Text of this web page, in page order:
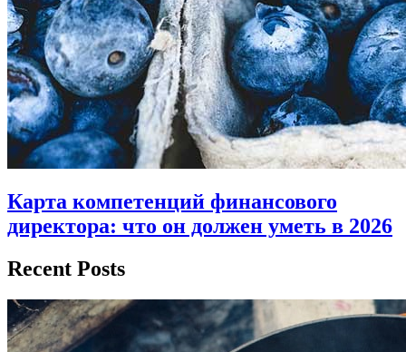
Карта компетенций финансового
директора: что он должен уметь в 2026
Recent Posts